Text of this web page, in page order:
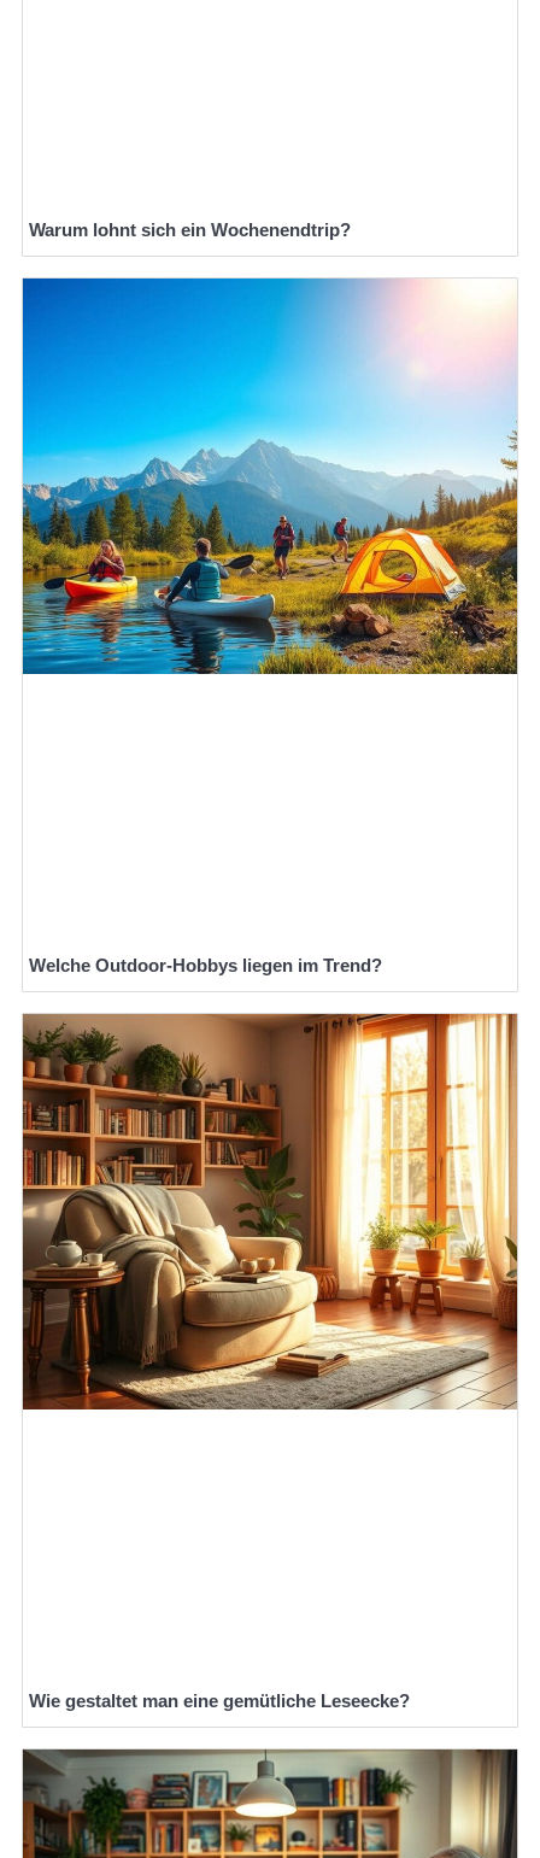
Warum lohnt sich ein Wochenendtrip?
Welche Outdoor-Hobbys liegen im Trend?
Wie gestaltet man eine gemütliche Leseecke?